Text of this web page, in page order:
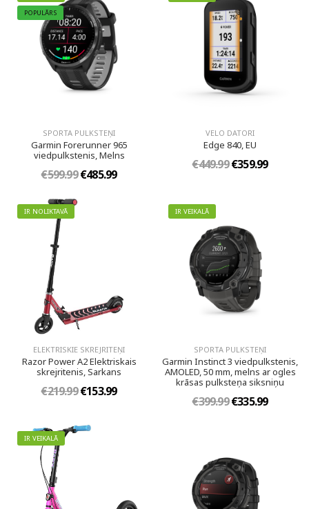
POPULĀRS
SPORTA PULKSTEŅI
Garmin Forerunner 965
viedpulkstenis, Melns
€599.99€485.99
VELO DATORI
Edge 840, EU
€449.99€359.99
IR NOLIKTAVĀ
ELEKTRISKIE SKREJRITEŅI
Razor Power A2 Elektriskais
skrejritenis, Sarkans
€219.99€153.99
IR VEIKALĀ
SPORTA PULKSTEŅI
Garmin Instinct 3 viedpulkstenis,
AMOLED, 50 mm, melns ar ogles
krāsas pulksteņa siksniņu
€399.99€335.99
IR VEIKALĀ